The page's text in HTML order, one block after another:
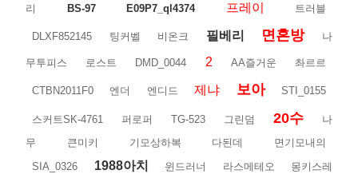
리 BS-97 E09P7_ql4374 프레이 트러블
DLXF852145 팅커벨 비온크 필베리 면혼방 나
무투피스 로스트 DMD_0044 2 AA즐거운 촤르르
CTBN2011F0 엔더 엔디드 제냐 보아 STI_0155
스커트SK-4761 퍼로퍼 TG-523 그린덤 20수
나
무
큰미키 기모상하복 다된데
면기모내의
SIA_0326
1988아치 윈드러너 라스메테오 몽키스레